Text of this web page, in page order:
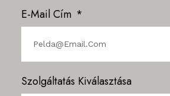
E-Mail Cím
Szolgáltatás Kiválasztása